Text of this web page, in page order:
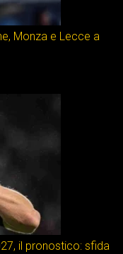
Monza e Lecce a
il pronostico: sfida